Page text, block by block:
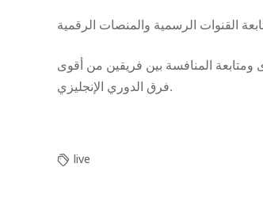
ومتابعة المنافسة بين فريقين من أقوى
فرق الدوري الإنجليزي.
live